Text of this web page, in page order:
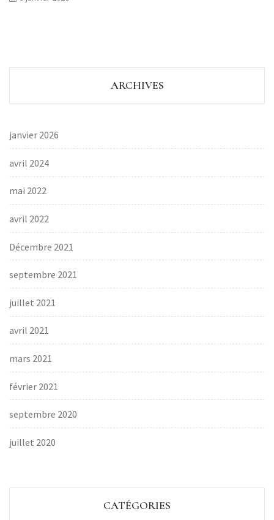
ARCHIVES
janvier 2026
avril 2024
mai 2022
avril 2022
Décembre 2021
septembre 2021
juillet 2021
avril 2021
mars 2021
février 2021
septembre 2020
juillet 2020
CATÉGORIES